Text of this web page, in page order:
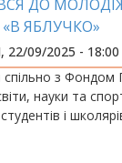
ДО
«В ЯБЛУЧКО»
22/09/2025 - 18:00
з Фондом
науки та
і